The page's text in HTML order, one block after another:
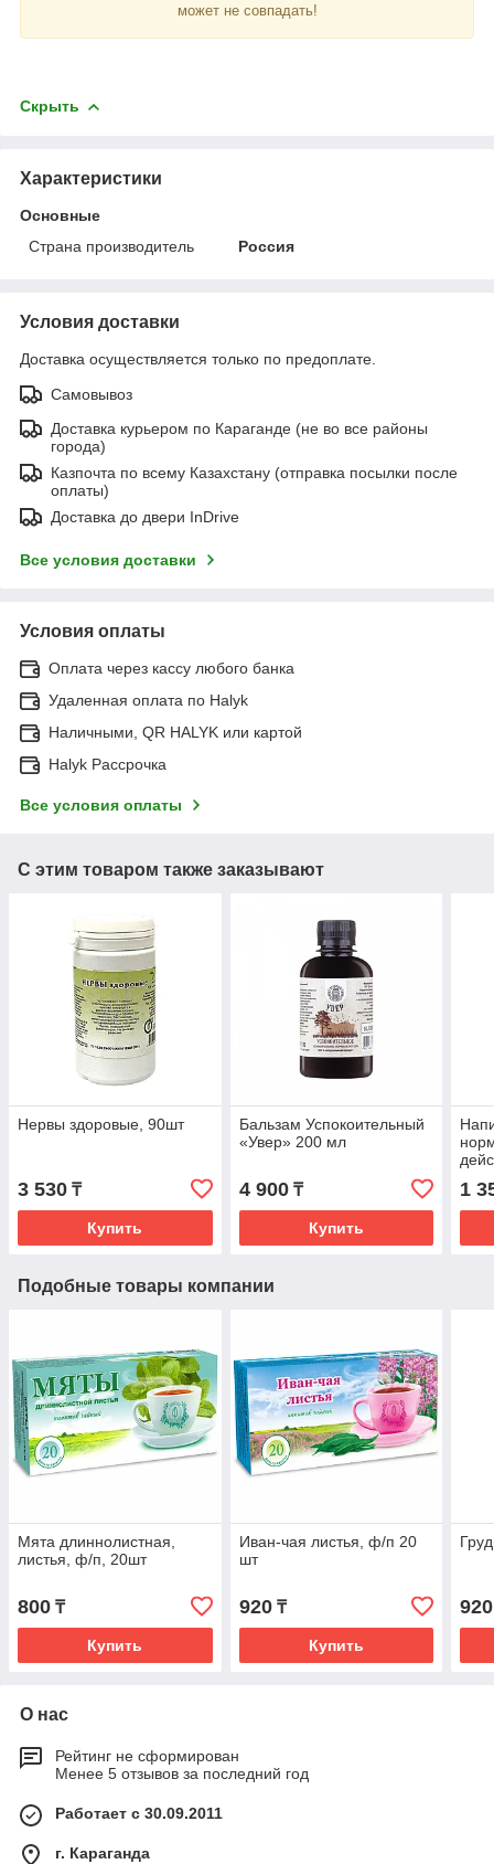
может не совпадать!
Скрыть
Характеристики
Основные
Страна производитель
Россия
Условия доставки
Доставка осуществляется только по предоплате.
Самовывоз
Доставка курьером по Караганде (не во все районы
города)
Казпочта по всему Казахстану (отправка посылки после
оплаты)
Доставка до двери InDrive
Все условия доставки
Условия оплаты
Оплата через кассу любого банка
Удаленная оплата по Halyk
Наличными, QR HALYK или картой
Halyk Рассрочка
Все условия оплаты
С этим товаром также заказывают
Нервы здоровые, 90шт
3 530 ₸
Купить
Бальзам Успокоительный
«Увер» 200 мл
4 900₸
Купить
1
Подобные товары компании
Мята длиннолистная,
листья, ф/п, 20шт
800 ₸
Купить
Иван-чая листья, ф/п 20
шт
920₸
Купить
920
О нас
Рейтинг не сформирован
Менее 5 отзывов за последний год
Работает с 30.09.2011
г. Караганда